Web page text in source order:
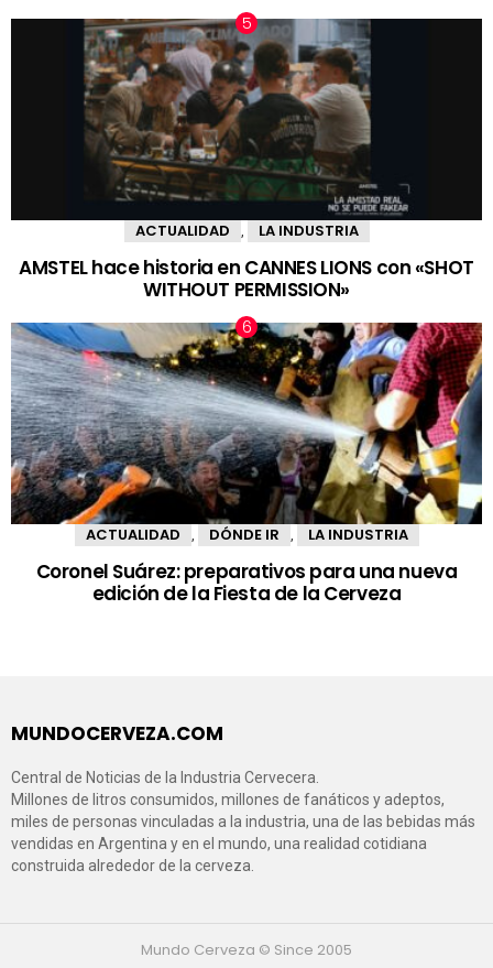
ACTUALIDAD LA INDUSTRIA
AMSTEL hace historia en CANNES LIONS con «SHOT
WITHOUT PERMISSION»
ACTUALIDAD DÓNDE IR LA INDUSTRIA
Coronel Suárez: preparativos para una nueva
edición de la Fiesta de la Cerveza
MUNDOCERVEZA.COM
Central de Noticias de la Industria Cervecera.
Millones de litros consumidos, millones de fanáticos y adeptos,
miles de personas vinculadas a la industria, una de las bebidas más
vendidas en Argentina y en el mundo, una realidad cotidiana
construida alrededor de la cerveza.
Mundo Cerveza © Since 2005